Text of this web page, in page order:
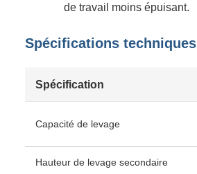
de travail moins épuisant.
Spécifications techniques
Spécification
Capacité de levage
Hauteur de levage secondaire